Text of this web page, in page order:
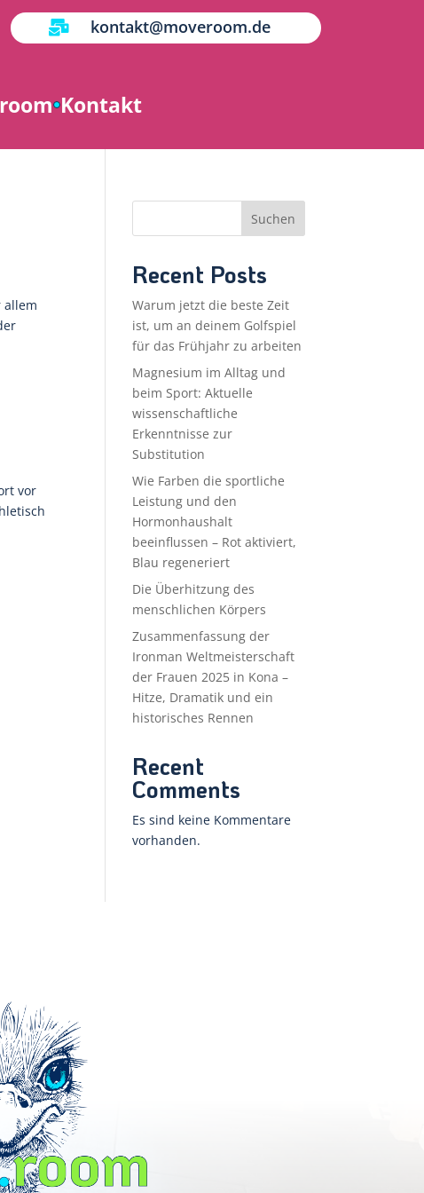
 kontakt@moveroom.de
Kontakt
allem
vor
Suchen
Recent Posts
Warum jetzt die beste Zeit
ist, um an deinem Golfspiel
für das Frühjahr zu arbeiten
Magnesium im Alltag und
beim Sport: Aktuelle
wissenschaftliche
Erkenntnisse zur
Substitution
Wie Farben die sportliche
Leistung und den
Hormonhaushalt
beeinflussen – Rot aktiviert,
Blau regeneriert
Die Überhitzung des
menschlichen Körpers
Zusammenfassung der
Ironman Weltmeisterschaft
der Frauen 2025 in Kona –
Hitze, Dramatik und ein
historisches Rennen
Recent
Comments
Es sind keine Kommentare
vorhanden.